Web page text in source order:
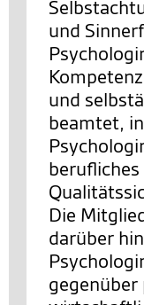
und
und
beamtet,
Die
darüber